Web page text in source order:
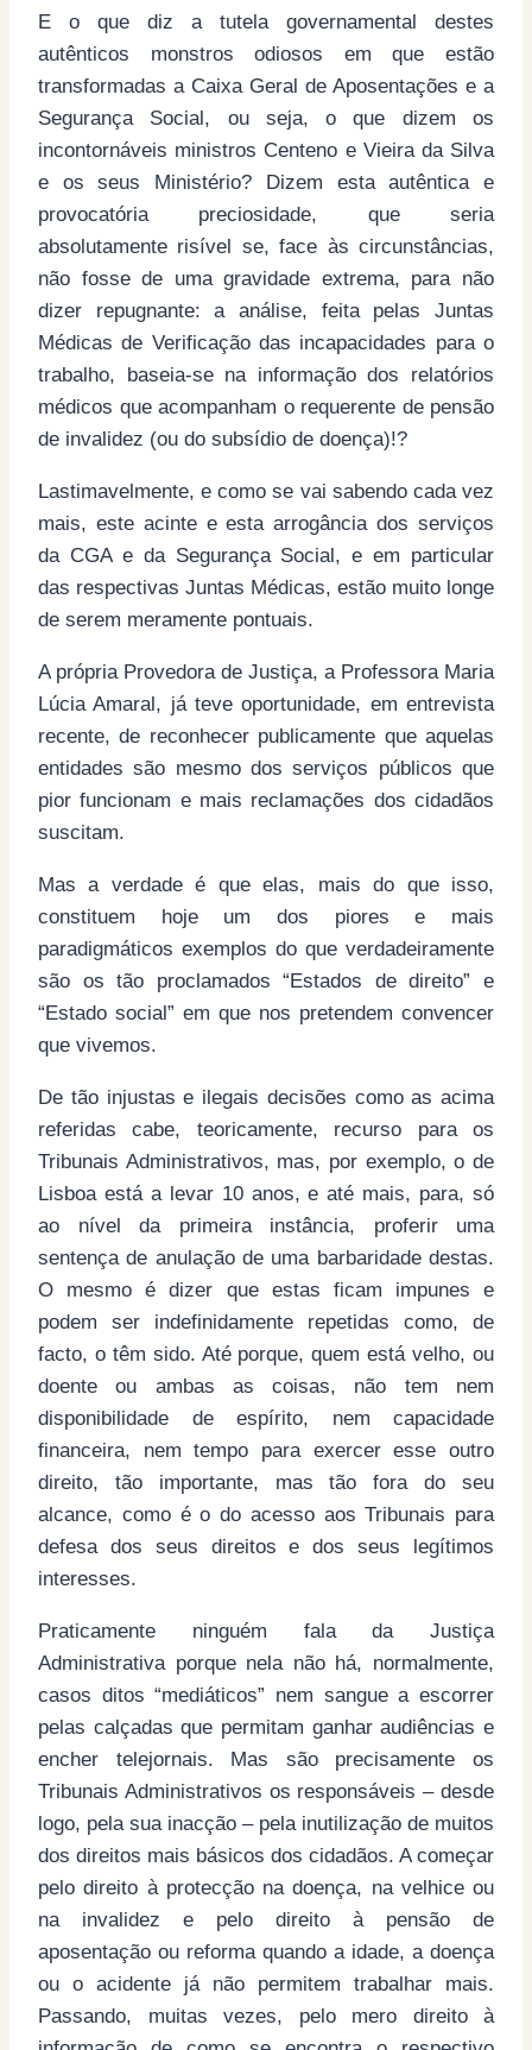
E o que diz a tutela governamental destes
autênticos monstros odiosos em que estão
transformadas a Caixa Geral de Aposentações e a
Segurança Social, ou seja, o que dizem os
incontornáveis ministros Centeno e Vieira da Silva
e os seus Ministério? Dizem esta autêntica e
provocatória preciosidade, que seria
absolutamente risível se, face às circunstâncias,
não fosse de uma gravidade extrema, para não
dizer repugnante: a análise, feita pelas Juntas
Médicas de Verificação das incapacidades para o
trabalho, baseia-se na informação dos relatórios
médicos que acompanham o requerente de pensão
de invalidez (ou do subsídio de doença)!?
Lastimavelmente, e como se vai sabendo cada vez
mais, este acinte e esta arrogância dos serviços
da CGA e da Segurança Social, e em particular
das respectivas Juntas Médicas, estão muito longe
de serem meramente pontuais.
A própria Provedora de Justiça, a Professora Maria
Lúcia Amaral, já teve oportunidade, em entrevista
recente, de reconhecer publicamente que aquelas
entidades são mesmo dos serviços públicos que
pior funcionam e mais reclamações dos cidadãos
suscitam.
Mas a verdade é que elas, mais do que isso,
constituem hoje um dos piores e mais
paradigmáticos exemplos do que verdadeiramente
são os tão proclamados “Estados de direito” e
“Estado social” em que nos pretendem convencer
que vivemos.
De tão injustas e ilegais decisões como as acima
referidas cabe, teoricamente, recurso para os
Tribunais Administrativos, mas, por exemplo, o de
Lisboa está a levar 10 anos, e até mais, para, só
ao nível da primeira instância, proferir uma
sentença de anulação de uma barbaridade destas.
O mesmo é dizer que estas ficam impunes e
podem ser indefinidamente repetidas como, de
facto, o têm sido. Até porque, quem está velho, ou
doente ou ambas as coisas, não tem nem
disponibilidade de espírito, nem capacidade
financeira, nem tempo para exercer esse outro
direito, tão importante, mas tão fora do seu
alcance, como é o do acesso aos Tribunais para
defesa dos seus direitos e dos seus legítimos
interesses.
Praticamente ninguém fala da Justiça
Administrativa porque nela não há, normalmente,
casos ditos “mediáticos” nem sangue a escorrer
pelas calçadas que permitam ganhar audiências e
encher telejornais. Mas são precisamente os
Tribunais Administrativos os responsáveis – desde
logo, pela sua inacção – pela inutilização de muitos
dos direitos mais básicos dos cidadãos. A começar
pelo direito à protecção na doença, na velhice ou
na invalidez e pelo direito à pensão de
aposentação ou reforma quando a idade, a doença
ou o acidente já não permitem trabalhar mais.
Passando, muitas vezes, pelo mero direito à